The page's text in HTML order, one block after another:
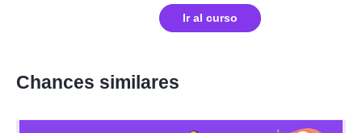
Ir al curso
Chances similares